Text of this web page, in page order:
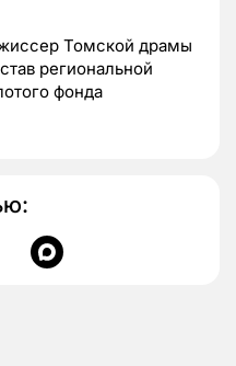
Томской драмы
региональной
фонда